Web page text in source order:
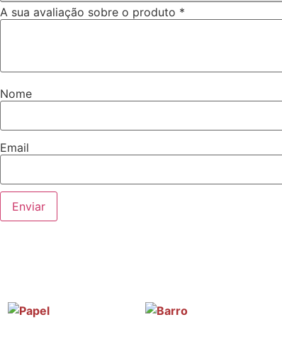
A sua avaliação sobre o produto *
Nome
Email